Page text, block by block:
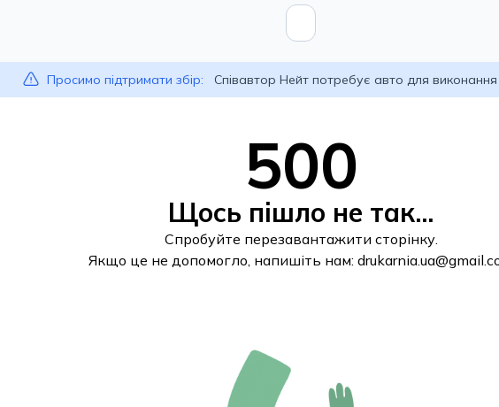
Просимо підтримати збір: Співавтор Нейт потребує авто для
500
Щось пішло не так...
Спробуйте перезавантажити сторінку.
Якщо це не допомогло, напишіть нам: